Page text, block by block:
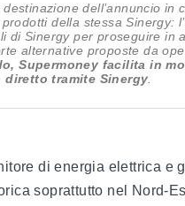
dell’annuncio
della stessa Sinergy:
di Sinergy per proseguire in
alternative proposte da
Supermoney facilita in
diretto tramite Sinergy.
di energia elettrica e
soprattutto nel Nord-